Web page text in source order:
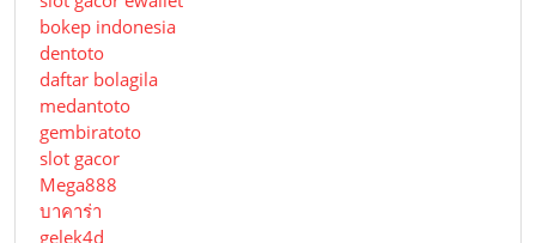
bokep indonesia
dentoto
daftar bolagila
medantoto
gembiratoto
slot gacor
Mega888
บาคาร่า
gelek4d